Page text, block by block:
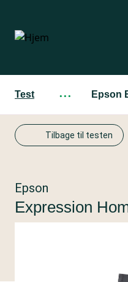
hovedindhold
Test ··· Epson
Tilbage til testen
Epson
Expression